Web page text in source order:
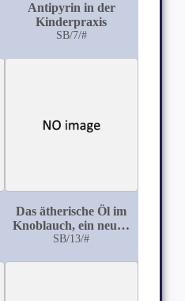
Antipyrin in der
Kinderpraxis
SB/7/#
Das ätherische Öl im
Knoblauch, ein neues,
angeblich
SB/13/#